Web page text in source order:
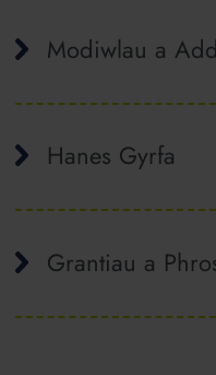
Modiwlau a
Hanes Gyrfa
Grantiau a